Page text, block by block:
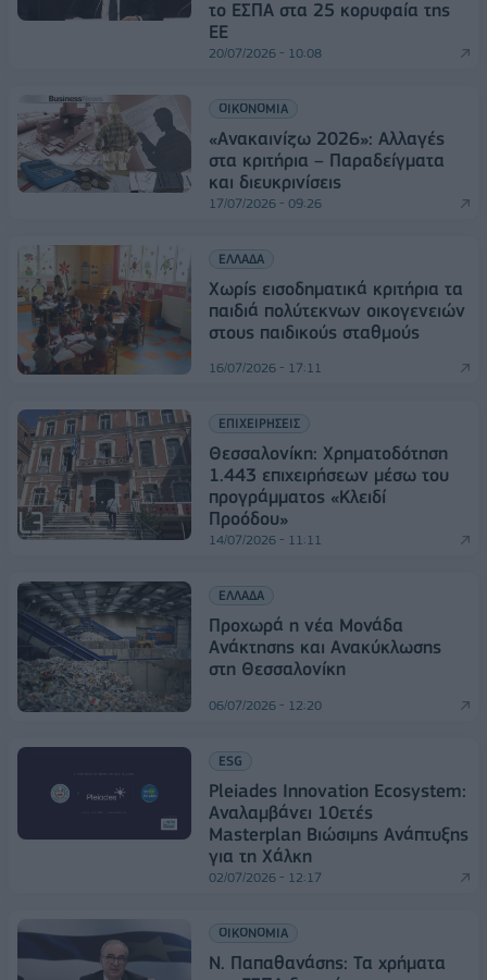
το ΕΣΠΑ στα 25 κορυφαία της
ΕΕ
20/07/2026 - 10:08
ΟΙΚΟΝΟΜΙΑ
«Ανακαινίζω 2026»: Αλλαγές
στα κριτήρια – Παραδείγματα
και διευκρινίσεις
17/07/2026 - 09:26
ΕΛΛΑΔΑ
Χωρίς εισοδηματικά κριτήρια τα
παιδιά πολύτεκνων οικογενειών
στους παιδικούς σταθμούς
16/07/2026 - 17:11
ΕΠΙΧΕΙΡΗΣΕΙΣ
Θεσσαλονίκη: Χρηματοδότηση
1.443 επιχειρήσεων μέσω του
προγράμματος «Κλειδί
Προόδου»
14/07/2026 - 11:11
ΕΛΛΑΔΑ
Προχωρά η νέα Μονάδα
Ανάκτησης και Ανακύκλωσης
στη Θεσσαλονίκη
06/07/2026 - 12:20
ESG
Pleiades Innovation Ecosystem:
Αναλαμβάνει 10ετές
Masterplan Βιώσιμης Ανάπτυξης
για τη Χάλκη
02/07/2026 - 12:17
ΟΙΚΟΝΟΜΙΑ
Ν. Παπαθανάσης: Τα χρήματα